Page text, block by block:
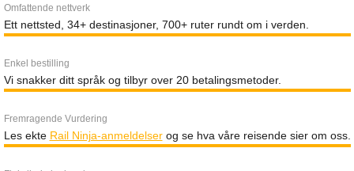
Omfattende nettverk
Ett nettsted, 34+ destinasjoner, 700+ ruter rundt om i verden.
Enkel bestilling
Vi snakker ditt språk og tilbyr over 20 betalingsmetoder.
Fremragende Vurdering
Les ekte Rail Ninja-anmeldelserog se hva våre reisende sier om oss.